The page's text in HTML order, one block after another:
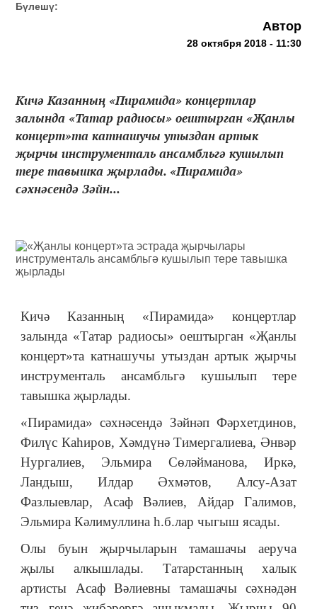
Бүлешү:
Автор
28 октября 2018 - 11:30
Кичә Казанның «Пирамида» концертлар
залында «Татар радиосы» оештырган «Җанлы
концерт»та катнашучы утыздан артык
җырчы инструменталь ансамбльгә кушылып
тере тавышка җырлады. «Пирамида»
сәхнәсендә Зәйн...
Кичә Казанның «Пирамида» концертлар
залында «Татар радиосы» оештырган «Җанлы
концерт»та катнашучы утыздан артык җырчы
инструменталь ансамбльгә кушылып тере
тавышка җырлады.
«Пирамида» сәхнәсендә Зәйнәп Фәрхетдинов,
Филүс Каһиров, Хәмдүнә Тимергалиева, Әнвәр
Нургалиев, Эльмира Сөләйманова, Иркә,
Ландыш, Илдар Әхмәтов, Алсу-Азат
Фазлыевлар, Асаф Вәлиев, Айдар Галимов,
Эльмира Кәлимуллина һ.б.лар чыгыш ясады.
Олы буын җырчыларын тамашачы аеруча
җылы алкышлады. Татарстанның халык
артисты Асаф Вәлиевны тамашачы сәхнәдән